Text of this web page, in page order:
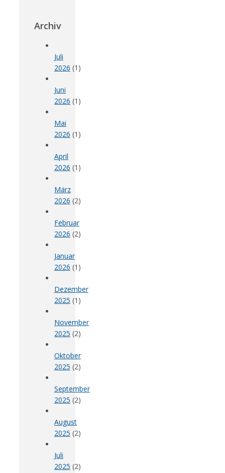
Archiv
Juli
2026 (1)
Juni
2026 (1)
Mai
2026 (1)
April
2026 (1)
März
2026 (2)
Februar
2026 (2)
Januar
2026 (1)
Dezember
2025 (1)
November
2025 (2)
Oktober
2025 (2)
September
2025 (2)
August
2025 (2)
Juli
2025 (2)